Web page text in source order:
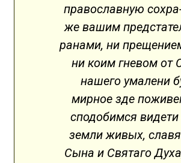
православную
же вашим
ранами, ни
ни коим гневом от
нашего умалени
мирное зде
сподобимся видети
земли живых,
Сына и Святаго